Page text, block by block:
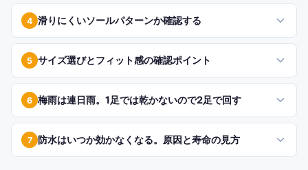
4 滑りにくいソールパターンか確認する
5 サイズ選びとフィット感の確認ポイント
6 梅雨は連日雨。1足では乾かないので2足で回す
7 防水はいつか効かなくなる。原因と寿命の見方